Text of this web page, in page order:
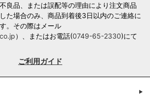
良品、または誤配等の理由により注文商品
た場合のみ、商品到着後3日以内のご連絡に
。その際はメール
）、またはお電話(0749-65-2330)にて
ご利用ガイド